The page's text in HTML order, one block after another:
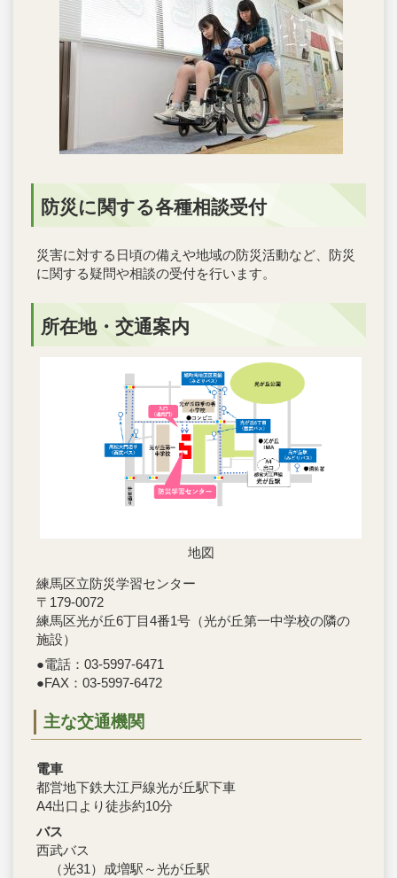
防災に関する各種相談受付
災害に対する日頃の備えや地域の防災活動など、防災
に関する疑問や相談の受付を行います。
所在地・交通案内
地図
練馬区立防災学習センター
〒179‐0072
練馬区光が丘6丁目4番1号（光が丘第一中学校の隣の
施設）
●電話：03‐5997-6471
●FAX：03-5997-6472
主な交通機関
電車
都営地下鉄大江戸線光が丘駅下車
A4出口より徒歩約10分
バス
西武バス
（光31）成増駅～光が丘駅